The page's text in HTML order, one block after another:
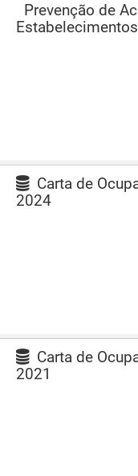
Prevenção de
Carta de
2024
Carta de
2021